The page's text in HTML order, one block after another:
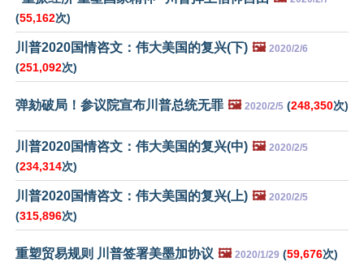
(55,162次)
川普2020国情咨文：伟大美国的复兴(下) 🖼️ 2020/2/6
(251,092次)
弹劾破局！参议院宣布川普总统无罪 🖼️ 2020/2/5 (248,350次)
川普2020国情咨文：伟大美国的复兴(中) 🖼️ 2020/2/5
(234,314次)
川普2020国情咨文：伟大美国的复兴(上) 🖼️ 2020/2/5
(315,896次)
重塑贸易规则 川普签署美墨加协议 🖼️ 2020/1/29 (59,676次)